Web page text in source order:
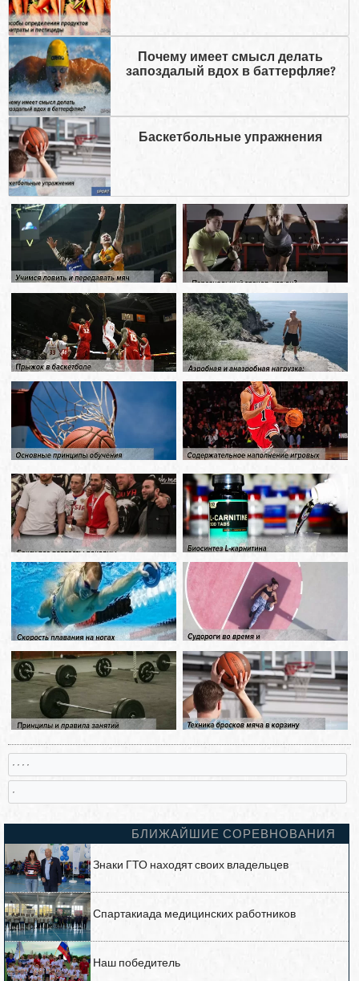
Почему имеет смысл делать
запоздалый вдох в баттерфляе?
Баскетбольные упражнения
БЛИЖАЙШИЕ СОРЕВНОВАНИЯ
Знаки ГТО находят своих владельцев
Спартакиада медицинских работников
Наш победитель